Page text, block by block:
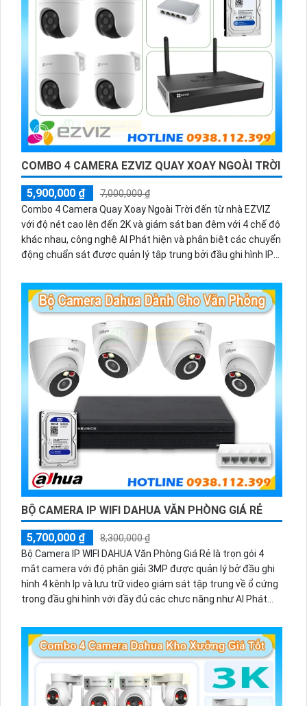
COMBO 4 CAMERA EZVIZ QUAY XOAY NGOÀI TRỜI
5,900,000 ₫
7,000,000 ₫
Combo 4 Camera Quay Xoay Ngoài Trời đến từ nhà EZVIZ
với độ nét cao lên đến 2K và giám sát ban đêm với 4 chế độ
khác nhau, công nghệ AI Phát hiện và phân biệt các chuyển
động chuẩn sát được quản lý tập trung bởi đầu ghi hình IP
BỘ CAMERA IP WIFI DAHUA VĂN PHÒNG GIÁ RẺ
5,700,000 ₫
8,300,000 ₫
Bộ Camera IP WIFI DAHUA Văn Phòng Giá Rẻ là trọn gói 4
mắt camera với độ phân giải 3MP được quản lý bở đầu ghi
hình 4 kênh Ip và lưu trữ video giám sát tập trung về ổ cứng
trong đầu ghi hình với đầy đủ các chưc năng như AI Phát
có màu vào ban đêm